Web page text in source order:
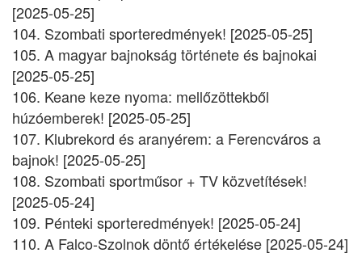
[2025-05-25]
104. Szombati sporteredmények! [2025-05-25]
105. A magyar bajnokság története és bajnokai
[2025-05-25]
106. Keane keze nyoma: mellőzöttekből
húzóemberek! [2025-05-25]
107. Klubrekord és aranyérem: a Ferencváros a
bajnok! [2025-05-25]
108. Szombati sportműsor + TV közvetítések!
[2025-05-24]
109. Pénteki sporteredmények! [2025-05-24]
110. A Falco-Szolnok döntő értékelése [2025-05-24]